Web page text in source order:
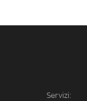
Servizi: